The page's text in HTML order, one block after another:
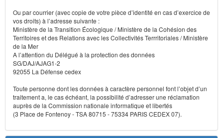
Ou par courrier (avec copie de votre pièce d’identité en cas d’exercice de
vos droits) à l’adresse suivante :
Ministère de la Transition Écologique / Ministère de la Cohésion des
Territoires et des Relations avec les Collectivités Terrritoriales / Ministère
de la Mer
A l’attention du Délégué à la protection des données
SG/DAJ/AJAG1-2
92055 La Défense cedex
Toute personne dont les données à caractère personnel font l’objet d’un
traitement a, le cas échéant, la possibilité d’adresser une réclamation
auprès de la Commission nationale informatique et libertés
(3 Place de Fontenoy - TSA 80715 - 75334 PARIS CEDEX 07).